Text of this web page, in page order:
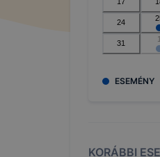
24
31 1
ESEMÉNY
KORÁBBI